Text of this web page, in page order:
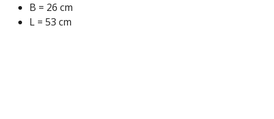
B = 26 cm
L = 53 cm